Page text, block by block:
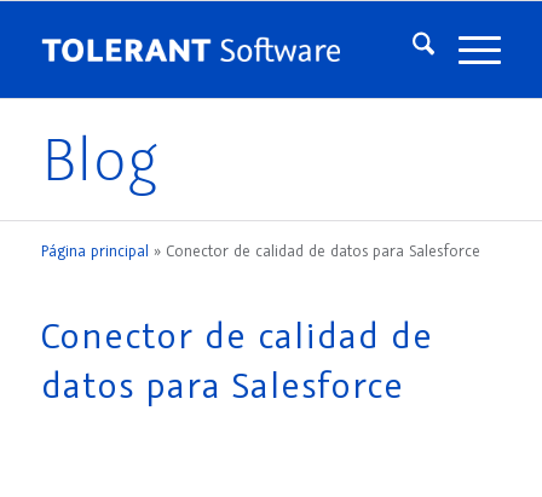
Blog
Página principal » Conector de calidad de datos para Salesforce
Conector de calidad de
datos para Salesforce